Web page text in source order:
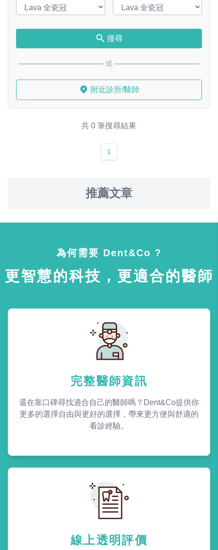
搜尋
或
附近診所/醫師
共 0 筆搜尋結果
1
推薦文章
為何需要 Dent&Co ?
更智慧的科技，更適合的醫師
完整醫師資訊
還在靠口碑尋找適合自己的醫師嗎？Dent&Co提供你
更多的選擇自由與更好的選擇，帶來更方便與舒適的
看診經驗。
線上透明評價